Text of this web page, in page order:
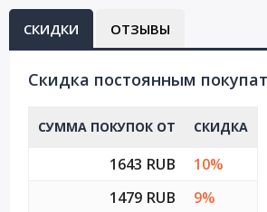
СКИДКИ ОТЗЫВЫ
Cкидка постоянным
СУММА ПОКУПОК ОТ СКИДКА
1643 RUB
10%
1479 RUB
9%